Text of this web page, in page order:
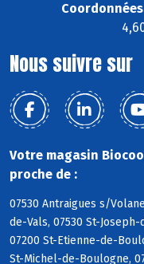
Coordonnées
Nous suivre sur
Votre magasin
proche de :
07530 Antraigues s/
de-Vals, 07530 St-
07200 St-Etienne-de-
St-Michel-de-Boulogne,